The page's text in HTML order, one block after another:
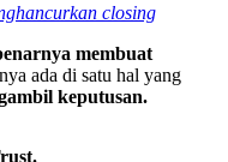
closing
membuat
ada di satu hal yang
keputusan.